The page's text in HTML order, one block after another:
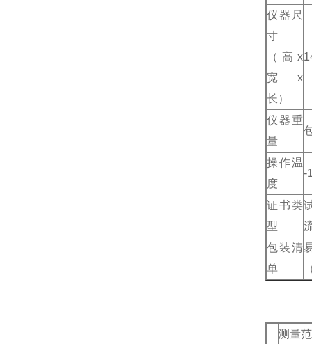
仪器尺
寸
（高 x
宽 x
长）
仪器重
量
操作温
度
-
证书类
型
包装清
单
测量